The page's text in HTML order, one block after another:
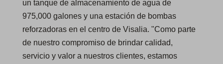
un tanque de almacenamiento de agua de
975,000 galones y una estación de bombas
reforzadoras en el centro de Visalia. "Como parte
de nuestro compromiso de brindar calidad,
servicio y valor a nuestros clientes, estamos